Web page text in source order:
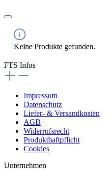
Keine Produkte gefunden.
FTS Infos
Impressum
Datenschutz
Liefer- & Versandkosten
AGB
Widerrufsrecht
Produkthaftpflicht
Cookies
Unternehmen